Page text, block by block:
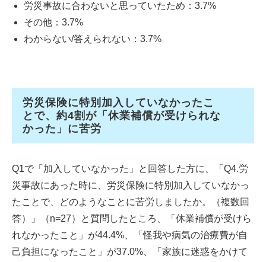
労災事故に合わないと思っていたため：3.7%
その他：3.7%
わからない/答えられない：3.7%
労災保険に特別加入していなかったこ
とで、約4割が「休業補償が受けられな
かった」に苦労
Q1で「加入していなかった」と回答した方に、「Q4.労
災事故にあった時に、労災保険に特別加入していなかっ
たことで、どのようなことに苦労しましたか。（複数回
答）」（n=27）と質問したところ、「休業補償が受けら
れなかったこと」が44.4%、「怪我や病気の治療費が自
己負担になったこと」が37.0%、「家族に迷惑をかけて